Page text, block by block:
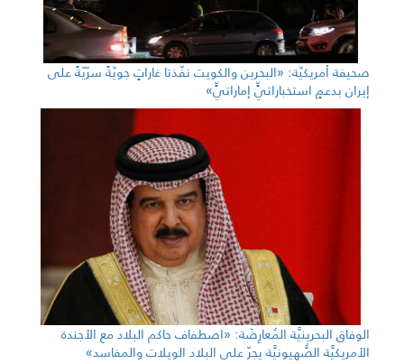
صحيفة أمريكيّة: «البحرين والكويت نفّذتا غاراتٍ جويّةً سرّيّةً على
إيران بدعمٍ استخباراتيٍّ إماراتيٍّ»
الوفاق البحرينيَّة المُعارِضَة: «اصطفاف حاكم البلاد مع الأجندة
الأمريكيَّة الصُّهيونيَّة يجرّ على البلاد الويلات والمفاسد»